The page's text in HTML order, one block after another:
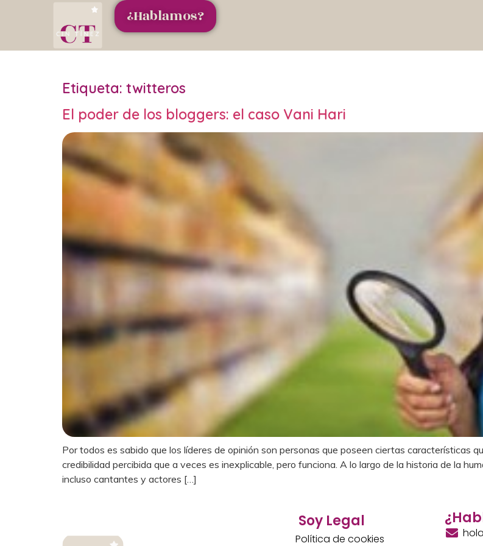
¿Hablamos?
Etiqueta: twitteros
El poder de los bloggers: el caso Vani Hari
Por todos es sabido que los líderes de opinión son personas que poseen ciertas características
credibilidad percibida que a veces es inexplicable, pero funciona. A lo largo de la historia de la
incluso cantantes y actores […]
Soy Legal
Política de cookies